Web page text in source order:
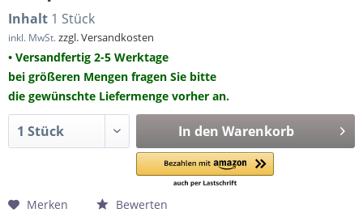
Inhalt 1 Stück
inkl. MwSt.zzgl. Versandkosten
• Versandfertig 2-5 Werktage
bei größeren Mengen fragen Sie bitte
die gewünschte Liefermenge vorher an.
In den Warenkorb
Merken Bewerten